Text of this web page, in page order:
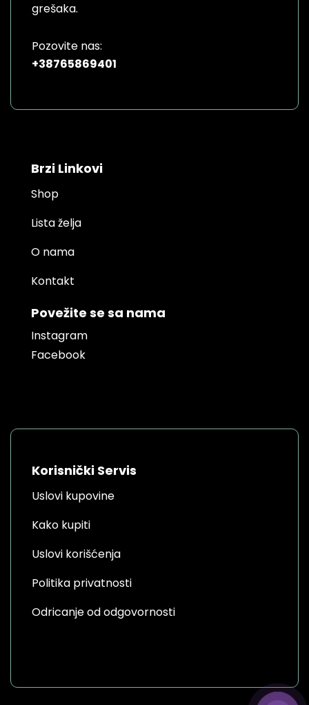
grešaka.
Pozovite nas:
+38765869401
Brzi Linkovi
Shop
Lista želja
O nama
Kontakt
Povežite se sa nama
Instagram
Facebook
Korisnički Servis
Uslovi kupovine
Kako kupiti
Uslovi korišćenja
Politika privatnosti
Odricanje od odgovornosti